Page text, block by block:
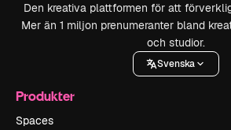
Den kreativa plattformen för att
Mer än 1 miljon prenumeranter bland
och studior.
Svenska
Produkter
Spaces